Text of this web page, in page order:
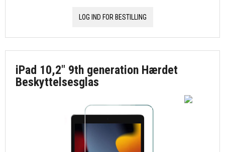
LOG IND FOR BESTILLING
iPad 10,2" 9th generation Hærdet
Beskyttelsesglas